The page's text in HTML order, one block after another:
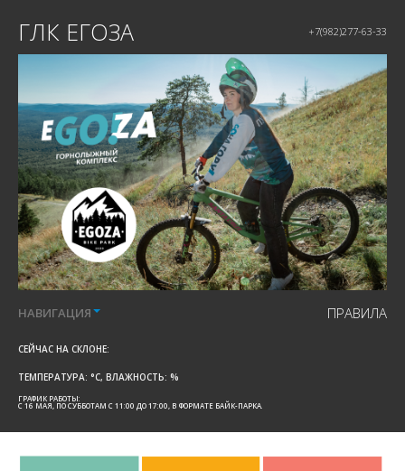
ГЛК ЕГОЗА +7(982)277-63-33
НАВИГАЦИЯ ПРАВИЛА
СЕЙЧАС НА СКЛОНЕ:
ТЕМПЕРАТУРА: °C, ВЛАЖНОСТЬ: %
ГРАФИК РАБОТЫ:
C 16 МАЯ, ПО СУББОТАМ С 11:00 ДО 17:00, В ФОРМАТЕ БАЙК-ПАРКА.